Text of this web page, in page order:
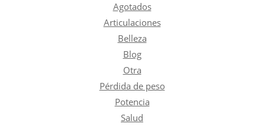
Agotados
Articulaciones
Belleza
Blog
Otra
Pérdida de peso
Potencia
Salud